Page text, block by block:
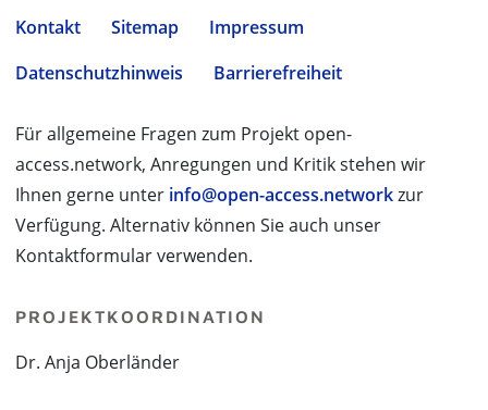
Kontakt Sitemap
Impressum
Datenschutzhinweis
Barrierefreiheit
Für allgemeine Fragen zum Projekt open-
access.network, Anregungen und Kritik stehen wir
Ihnen gerne unter info@open-access.networkzur
Verfügung. Alternativ können Sie auch unser
Kontaktformular verwenden.
PROJEKTKOORDINATION
Dr. Anja Oberländer